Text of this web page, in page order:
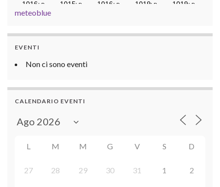
meteoblue
EVENTI
Non ci sono eventi
CALENDARIO EVENTI
L M M G V S D
27 28 29 30 31 1 2